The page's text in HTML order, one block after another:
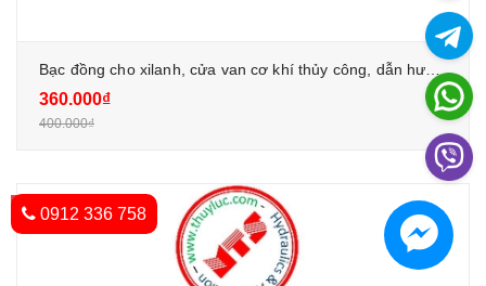
360.000₫
400.000₫
5%
0912 336 758